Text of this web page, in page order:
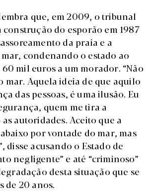
que, em 2009, o tribunal
do esporão em 1987
da praia e a
condenando o estado ao
mil euros a um morador. “Não
mar. Aquela ideia de que aquilo
das pessoas, é uma ilusão. Eu
quem me tira a
autoridades. Aceito que a
por vontade do mar, mas
disse acusando o Estado de
negligente” e até “criminoso”
desta situação que se
de 20 anos.